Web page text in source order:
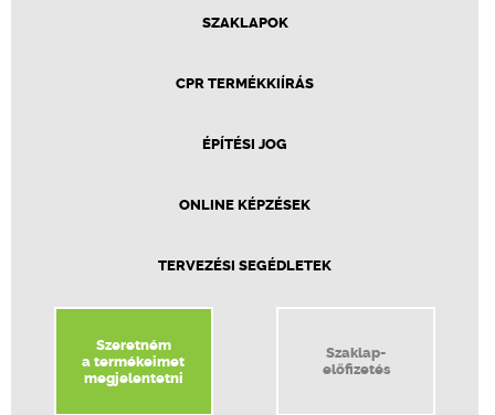
SZAKLAPOK
CPR TERMÉKKIÍRÁS
ÉPÍTÉSI JOG
ONLINE KÉPZÉSEK
TERVEZÉSI SEGÉDLETEK
Szeretném
a termékeimet
megjelentetni
Szaklap-
előfizetés